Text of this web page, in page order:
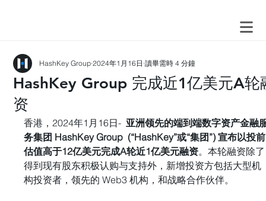
HashKey Group 完成近1亿美元A轮
资
HashKey Group 2024年1月16日 讀畢需時 4 分鐘
香港，2024年1月16日- 亚洲领先的端到端数字资产金融
务集团 HashKey Group  (“HashKey”或“集团”) 宣布以投前
估值高于12亿美元完成A轮近1亿美元融资。本轮融资除了
得到现有股东积极认购与支持外，新增投资方包括大型机
构投资者，领先的 Web3 机构，和战略合作伙伴。